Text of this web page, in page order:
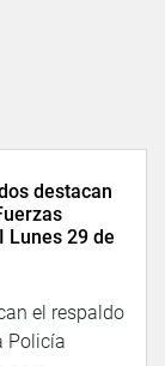
destacan
Lunes 29 de
el respaldo
Policía